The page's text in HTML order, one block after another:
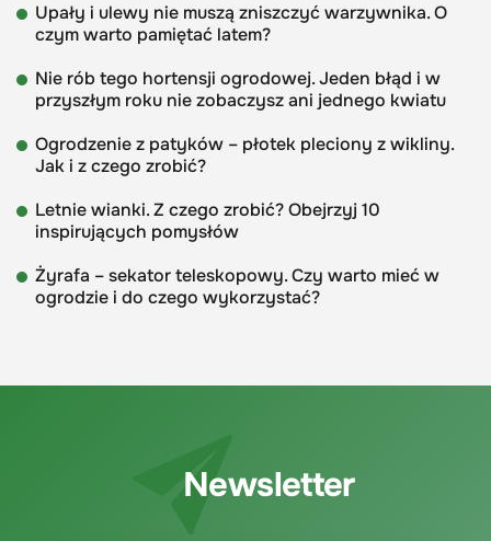
Upały i ulewy nie muszą zniszczyć warzywnika. O
czym warto pamiętać latem?
Nie rób tego hortensji ogrodowej. Jeden błąd i w
przyszłym roku nie zobaczysz ani jednego kwiatu
Ogrodzenie z patyków – płotek pleciony z wikliny.
Jak i z czego zrobić?
Letnie wianki. Z czego zrobić? Obejrzyj 10
inspirujących pomysłów
Żyrafa – sekator teleskopowy. Czy warto mieć w
ogrodzie i do czego wykorzystać?
Newsletter